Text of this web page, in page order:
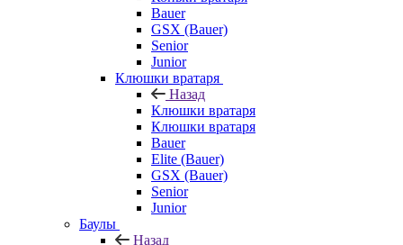
Bauer
GSX (Bauer)
Senior
Junior
Клюшки вратаря
Назад
Клюшки вратаря
Клюшки вратаря
Bauer
Elite (Bauer)
GSX (Bauer)
Senior
Junior
Баулы
Назад